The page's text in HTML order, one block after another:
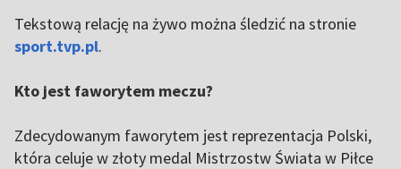
Tekstową relację na żywo można śledzić na stronie
sport.tvp.pl.
Kto jest faworytem meczu?
Zdecydowanym faworytem jest reprezentacja Polski,
która celuje w złoty medal Mistrzostw Świata w Piłce